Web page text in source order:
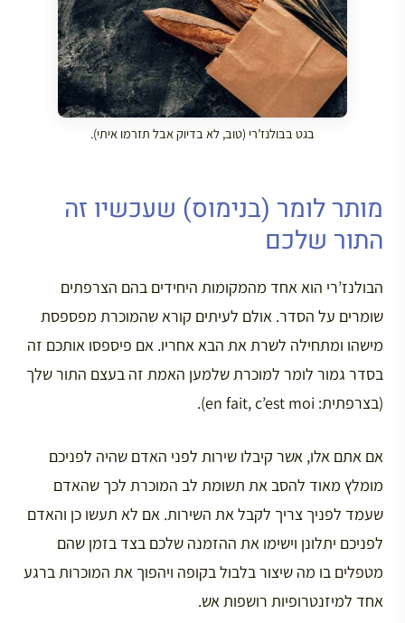
בגט בבולנז’רי (טוב, לא בדיוק אבל תזרמו איתי).
מותר לומר (בנימוס) שעכשיו זה
התור שלכם
הבולנז’רי הוא אחד מהמקומות היחידים בהם הצרפתים
שומרים על הסדר. אולם לעיתים קורא שהמוכרת מפספסת
מישהו ומתחילה לשרת את הבא אחריו. אם פיספסו אותכם זה
בסדר גמור לומר למוכרת שלמען האמת זה בעצם התור שלך
(בצרפתית: en fait, c’est moi).
אם אתם אלו, אשר קיבלו שירות לפני האדם שהיה לפניכם
מומלץ מאוד להסב את תשומת לב המוכרת לכך שהאדם
שעמד לפניך צריך לקבל את השירות. אם לא תעשו כן והאדם
לפניכם יתלונן וישימו את ההזמנה שלכם בצד בזמן שהם
מטפלים בו מה שיצור בלבול בקופה ויהפוך את המוכרות ברגע
אחד למיזנטרופיות רושפות אש.